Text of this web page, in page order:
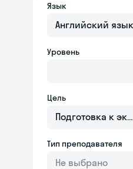
Язык
Английский язык
Уровень
Цель
Подготовка к
Тип преподавателя
Не выбрано